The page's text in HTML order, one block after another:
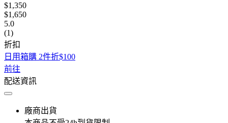
$1,350
$1,650
5.0
(1)
折扣
日用箱購 2件折$100
前往
配送資訊
廠商出貨